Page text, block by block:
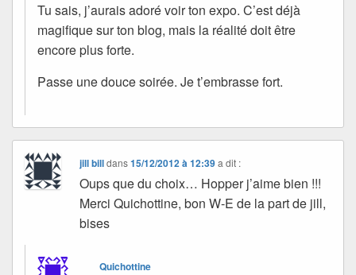
Tu sais, j’aurais adoré voir ton expo. C’est déjà
magifique sur ton blog, mais la réalité doit être
encore plus forte.
Passe une douce soirée. Je t’embrasse fort.
jill billdans15/12/2012 à 12:39 a dit :
Oups que du choix… Hopper j’aime bien !!!
Merci Quichottine, bon W-E de la part de jill,
bises
Quichottine